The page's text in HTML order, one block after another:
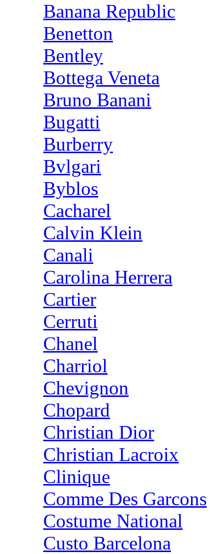
Banana Republic
Benetton
Bentley
Bottega Veneta
Bruno Banani
Bugatti
Burberry
Bvlgari
Byblos
Cacharel
Calvin Klein
Canali
Carolina Herrera
Cartier
Cerruti
Chanel
Charriol
Chevignon
Chopard
Christian Dior
Christian Lacroix
Clinique
Comme Des Garcons
Costume National
Custo Barcelona